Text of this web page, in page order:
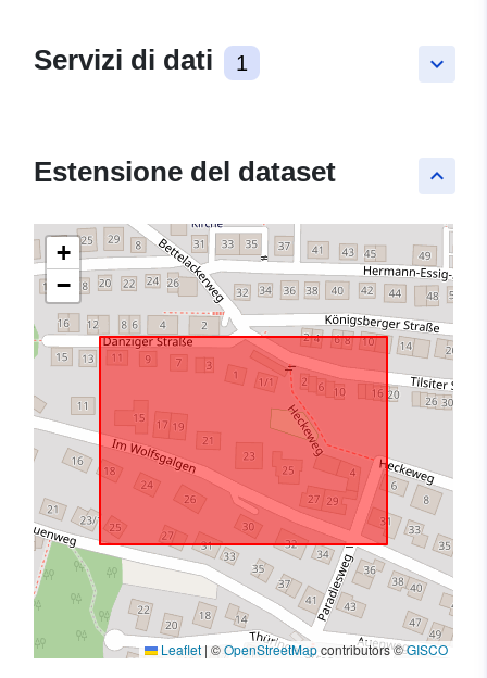
keyboard_arrow_down
Servizi di dati 1
keyboard_arrow_up
Estensione del dataset
+
−
Leaflet | ©OpenStreetMapcontributors ©GISCO